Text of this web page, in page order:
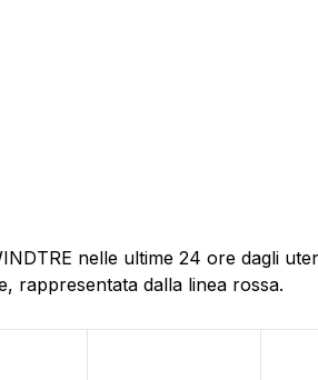
nelle ultime 24 ore dagli
rappresentata dalla linea rossa.